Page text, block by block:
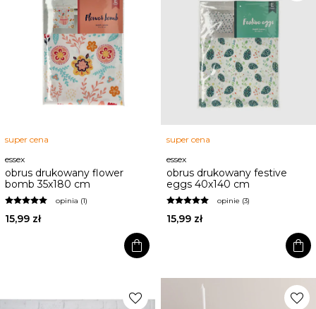
super cena
essex
obrus drukowany flower
bomb 35x180 cm
opinia (1)
15,99 zł
shopping_bag
super cena
essex
obrus drukowany festive
eggs 40x140 cm
opinie (3)
15,99 zł
shopping_bag
favorite favorite